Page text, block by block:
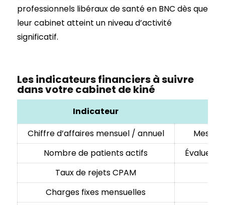
professionnels libéraux de santé en BNC dès que
leur cabinet atteint un niveau d’activité
significatif.
Les indicateurs financiers à suivre
dans votre cabinet de kiné
Indicateur
Chiffre d’affaires mensuel / annuel
Nombre de patients actifs
Évaluer
Taux de rejets CPAM
Charges fixes mensuelles